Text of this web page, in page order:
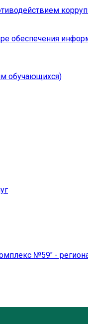
обеспечения
обучающихся)
№59" -